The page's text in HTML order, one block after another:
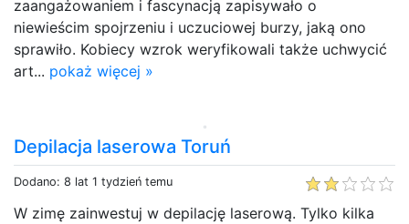
zaangażowaniem i fascynacją zapisywało o
niewieścim spojrzeniu i uczuciowej burzy, jaką ono
sprawiło. Kobiecy wzrok weryfikowali także uchwycić
art... pokaż więcej »
Depilacja laserowa Toruń
Dodano: 8 lat 1 tydzień temu
W zimę zainwestuj w depilację laserową. Tylko kilka